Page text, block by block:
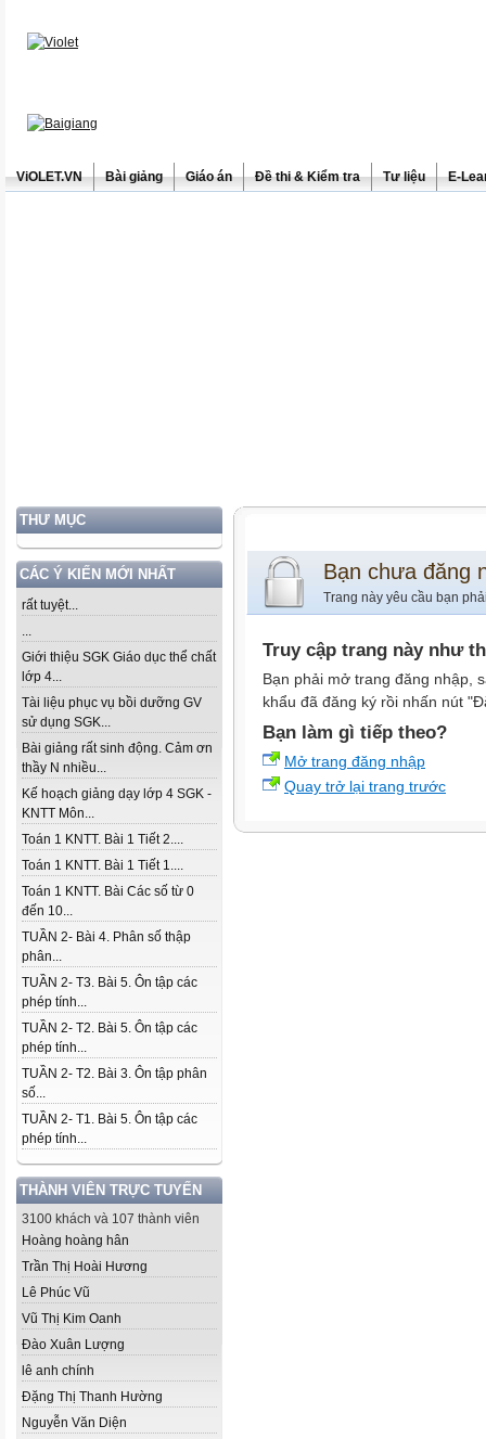
ViOLET.VN Bài giảng Giáo án Đề thi & Kiểm tra Tư liệu E-
THƯ MỤC
CÁC Ý KIẾN MỚI NHẤT
rất tuyệt...
...
Giới thiệu SGK Giáo dục thể chất
lớp 4...
Tài liệu phục vụ bồi dưỡng GV
sử dụng SGK...
Bài giảng rất sinh động. Cảm ơn
thầy N nhiều...
Kế hoạch giảng dạy lớp 4 SGK -
KNTT Môn...
Toán 1 KNTT. Bài 1 Tiết 2....
Toán 1 KNTT. Bài 1 Tiết 1....
Toán 1 KNTT. Bài Các số từ 0
đến 10...
TUẦN 2- Bài 4. Phân số thập
phân...
TUẦN 2- T3. Bài 5. Ôn tập các
phép tính...
TUẦN 2- T2. Bài 5. Ôn tập các
phép tính...
TUẦN 2- T2. Bài 3. Ôn tập phân
số...
TUẦN 2- T1. Bài 5. Ôn tập các
phép tính...
THÀNH VIÊN TRỰC TUYẾN
3100 khách và 107 thành viên
Hoàng hoàng hân
Trần Thị Hoài Hương
Lê Phúc Vũ
Vũ Thị Kim Oanh
Đào Xuân Lượng
lê anh chính
Đặng Thị Thanh Hường
Nguyễn Văn Diện
Bạn chưa đăng
Trang này yêu cầu bạn
Truy cập trang này như
Bạn phải mở trang đăng nhập,
khẩu đã đăng ký rồi nhấn nút
Bạn làm gì tiếp theo?
Mở trang đăng nhập
Quay trở lại trang trước